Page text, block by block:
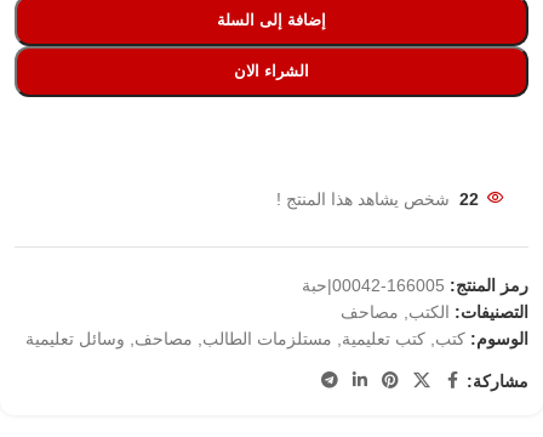
إضافة إلى السلة
الشراء الان
22 شخص يشاهد هذا المنتج !
رمز المنتج: 166005-00042|حبة
التصنيفات: الكتب
مصاحف
الوسوم: كتب كتب تعليمية مستلزمات الطالب مصاحف وسائل تعليمية
مشاركة: